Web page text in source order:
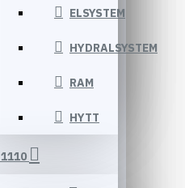
ELSYSTEM
HYDRALSYSTEM
RAM
HYTT
1110